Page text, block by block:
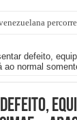
defeito,
normal